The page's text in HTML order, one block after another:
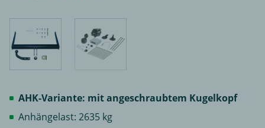
AHK-Variante: mit angeschraubtem Kugelkopf
Anhängelast: 2635 kg